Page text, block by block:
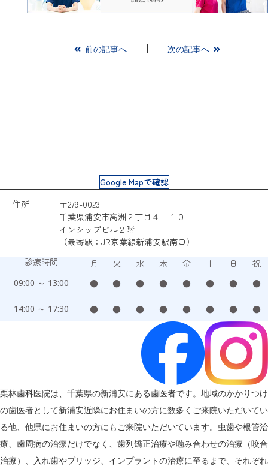
前の記事へ 次の記事へ
Google Mapで確認
住所
〒279-0023
千葉県浦安市高洲２丁目４ー１０
インシップビル２階
（最寄駅：JR京葉線新浦安駅南口）
診療時間
月 火 水 木 金 土 日 祝
09:00 ～ 13:00 ● ● ● ● ● ● ● ●
14:00 ～ 17:30 ● ● ● ● ● ● ● ●
栗林歯科医院は、千葉県の新浦安にある歯医者です。地域のかかりつけ
の歯医者として新浦安近隣にお住まいの方に数多くご来院いただいてい
る他、他県にお住まいの方にもご来院いただいています。虫歯や根管治
療、歯周病の治療だけでなく、歯列矯正治療や噛み合わせの治療（咬合
治療）、入れ歯やブリッジ、インプラントの治療に至るまで、それぞれ